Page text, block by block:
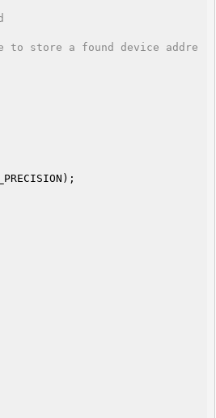
store a found device addre